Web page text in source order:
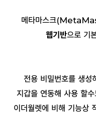
메타마스크
웹기반으로 기
전용 비밀번호를 생성
지갑을 연동해 사용 할
이더월렛에 비해 기능상